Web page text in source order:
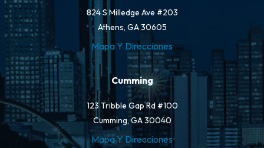
824 S Milledge Ave #203
Athens, GA 30605
Mapa Y Direcciones
Cumming
123 Tribble Gap Rd #100
Cumming, GA 30040
Mapa Y Direcciones